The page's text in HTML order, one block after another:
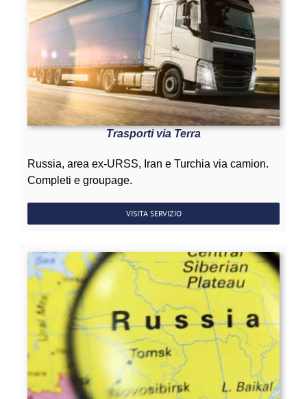
Trasporti via Terra
Russia, area ex-URSS, Iran e Turchia via camion.
Completi e groupage.
VISITA SERVIZIO